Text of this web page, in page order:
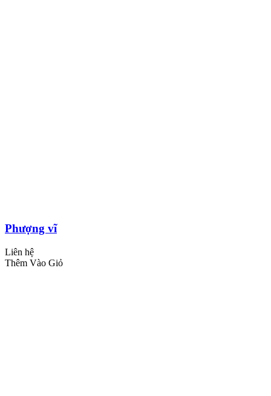
Phượng vĩ
Liên hệ
Thêm Vào Giỏ